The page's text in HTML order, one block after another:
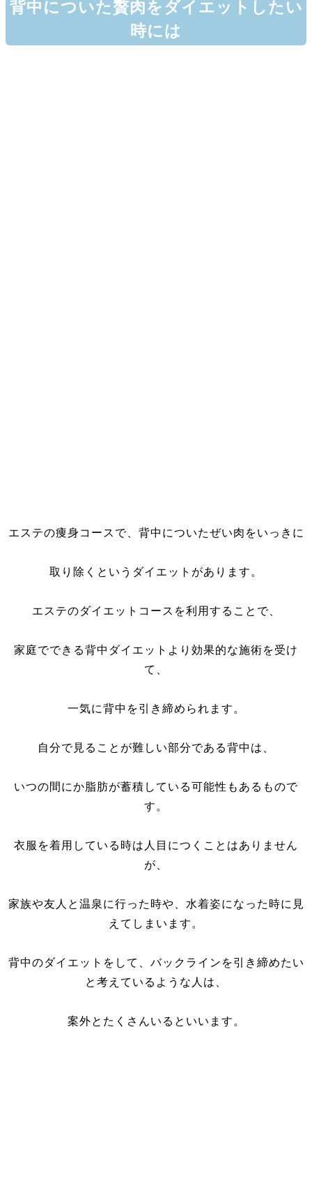
背中についた贅肉をダイエットしたい
時には
エステの痩身コースで、背中についたぜい肉をいっきに
取り除くというダイエットがあります。
エステのダイエットコースを利用することで、
家庭でできる背中ダイエットより効果的な施術を受け
て、
一気に背中を引き締められます。
自分で見ることが難しい部分である背中は、
いつの間にか脂肪が蓄積している可能性もあるもので
す。
衣服を着用している時は人目につくことはありません
が、
家族や友人と温泉に行った時や、水着姿になった時に見
えてしまいます。
背中のダイエットをして、バックラインを引き締めたい
と考えているような人は、
案外とたくさんいるといいます。